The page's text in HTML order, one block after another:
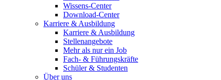
Wissens-Center
Download-Center
Karriere & Ausbildung
Karriere & Ausbildung
Stellenangebote
Mehr als nur ein Job
Fach- & Führungskräfte
Schüler & Studenten
Über uns